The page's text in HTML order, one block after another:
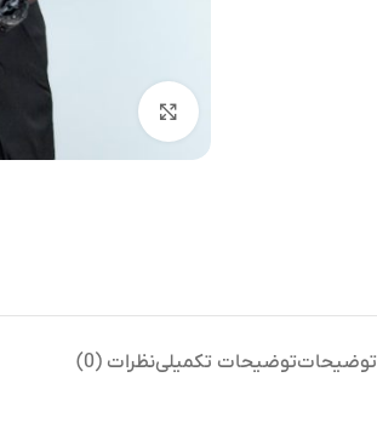
توضیحاتتوضیحات تکمیلینظرات (0)